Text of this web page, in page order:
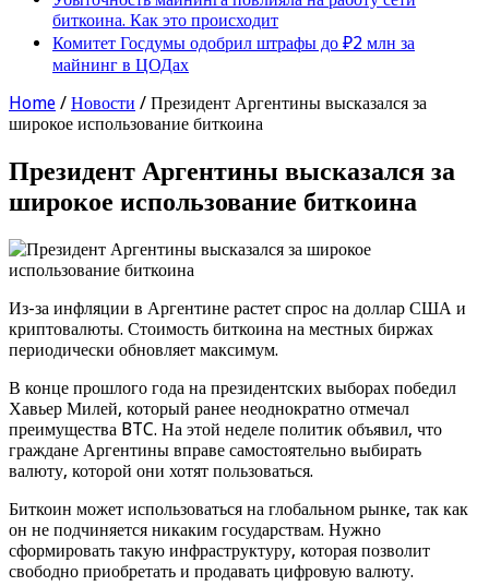
биткоина. Как это происходит
Комитет Госдумы одобрил штрафы до ₽2 млн за
майнинг в ЦОДах
Home / Новости / Президент Аргентины высказался за
широкое использование биткоина
Президент Аргентины высказался за
широкое использование биткоина
Из-за инфляции в Аргентине растет спрос на доллар США и
криптовалюты. Стоимость биткоина на местных биржах
периодически обновляет максимум.
В конце прошлого года на президентских выборах победил
Хавьер Милей, который ранее неоднократно отмечал
преимущества BTC. На этой неделе политик объявил, что
граждане Аргентины вправе самостоятельно выбирать
валюту, которой они хотят пользоваться.
Биткоин может использоваться на глобальном рынке, так как
он не подчиняется никаким государствам. Нужно
сформировать такую инфраструктуру, которая позволит
свободно приобретать и продавать цифровую валюту.